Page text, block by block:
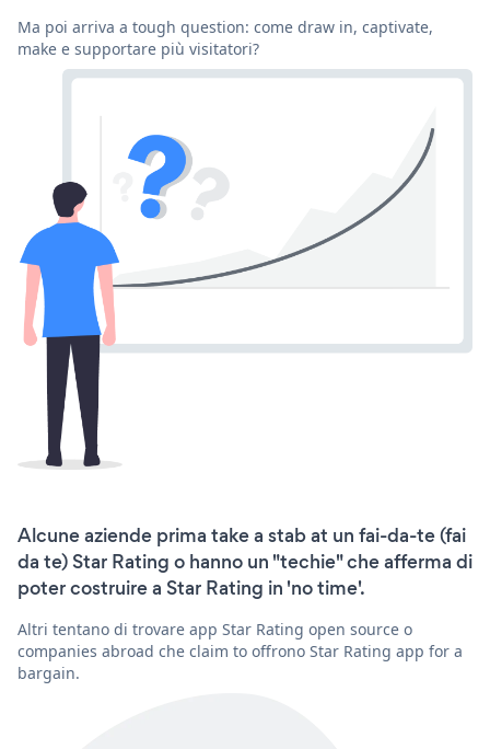
Ma poi arriva a tough question: come draw in, captivate,
make e supportare più visitatori?
Alcune aziende prima take a stab at un fai-da-te (fai
da te) Star Rating o hanno un "techie" che afferma di
poter costruire a Star Rating in 'no time'.
Altri tentano di trovare app Star Rating open source o
companies abroad che claim to offrono Star Rating app for a
bargain.